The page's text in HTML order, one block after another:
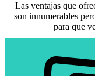
Las ventajas que
son innumerables
para que